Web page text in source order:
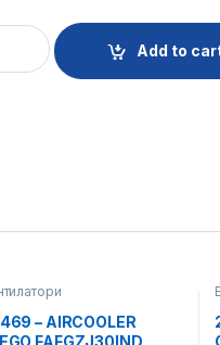
IND 18 6072 quantity
Add to
– AIRCOOLER
FAFGZJ30IND